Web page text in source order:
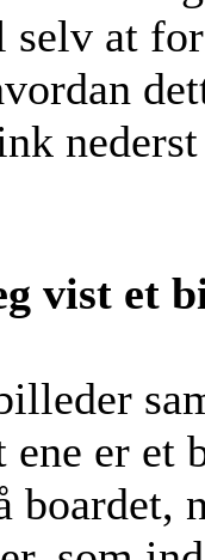
at
vist et
er et
boardet,